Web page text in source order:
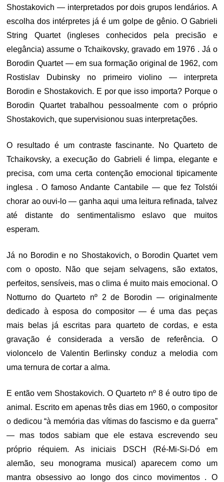
Shostakovich — interpretados por dois grupos lendários. A
escolha dos intérpretes já é um golpe de gênio. O Gabrieli
String Quartet (ingleses conhecidos pela precisão e
elegância) assume o Tchaikovsky, gravado em 1976 . Já o
Borodin Quartet — em sua formação original de 1962, com
Rostislav Dubinsky no primeiro violino — interpreta
Borodin e Shostakovich. E por que isso importa? Porque o
Borodin Quartet trabalhou pessoalmente com o próprio
Shostakovich, que supervisionou suas interpretações.
O resultado é um contraste fascinante. No Quarteto de
Tchaikovsky, a execução do Gabrieli é limpa, elegante e
precisa, com uma certa contenção emocional tipicamente
inglesa . O famoso Andante Cantabile — que fez Tolstói
chorar ao ouvi-lo — ganha aqui uma leitura refinada, talvez
até distante do sentimentalismo eslavo que muitos
esperam.
Já no Borodin e no Shostakovich, o Borodin Quartet vem
com o oposto. Não que sejam selvagens, são extatos,
perfeitos, sensíveis, mas o clima é muito mais emocional. O
Notturno do Quarteto nº 2 de Borodin — originalmente
dedicado à esposa do compositor — é uma das peças
mais belas já escritas para quarteto de cordas, e esta
gravação é considerada a versão de referência. O
violoncelo de Valentin Berlinsky conduz a melodia com
uma ternura de cortar a alma.
E então vem Shostakovich. O Quarteto nº 8 é outro tipo de
animal. Escrito em apenas três dias em 1960, o compositor
o dedicou “à memória das vítimas do fascismo e da guerra”
— mas todos sabiam que ele estava escrevendo seu
próprio réquiem. As iniciais DSCH (Ré-Mi-Si-Dó em
alemão, seu monograma musical) aparecem como um
mantra obsessivo ao longo dos cinco movimentos . O